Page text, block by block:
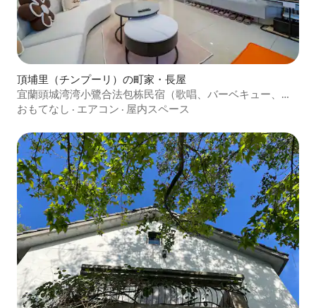
頂埔里（チンプーリ）の町家・長屋
宜蘭頭城湾湾小鷺合法包栋民宿（歌唱、バーベキュー、電
動麻雀）快適なリビングルームと屋外バーベキュー設備
おもてなし · エアコン · 屋内スペース